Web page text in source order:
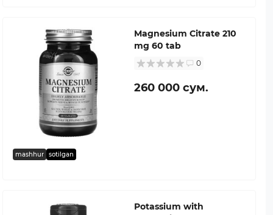
mashhur sotilgan
Magnesium Citrate 210
mg 60 tab
0
260 000 сум.
Potassium with